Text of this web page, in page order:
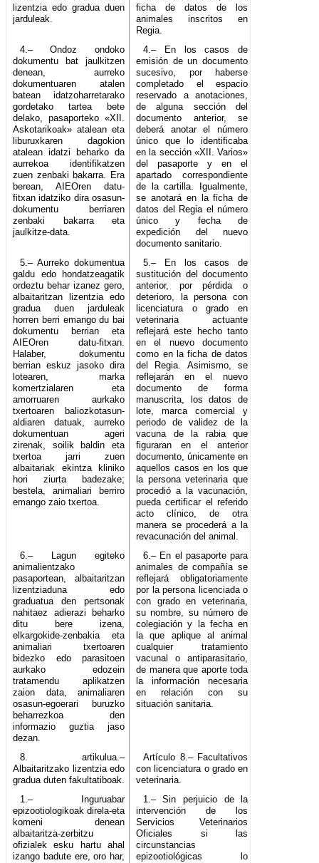
lizentzia edo gradua duen
jarduleak.
ficha de datos de los
animales inscritos en
Regia.
4.– Ondoz ondoko
dokumentu bat jaulkitzen
denean, aurreko
dokumentuaren atalen
batean idatzoharretarako
gordetako tartea bete
delako, pasaporteko «XII.
Askotarikoak» atalean eta
liburuxkaren dagokion
atalean idatzi beharko da
aurrekoa identifikatzen
zuen zenbaki bakarra. Era
berean, AIEOren datu-
fitxan idatziko dira osasun-
dokumentu berriaren
zenbaki bakarra eta
jaulkitze-data.
4.– En los casos de
emisión de un documento
sucesivo, por haberse
completado el espacio
reservado a anotaciones,
de alguna sección del
documento anterior, se
deberá anotar el número
único que lo identificaba
en la sección «XII. Varios»
del pasaporte y en el
apartado correspondiente
de la cartilla. Igualmente,
se anotará en la ficha de
datos del Regia el número
único y fecha de
expedición del nuevo
documento sanitario.
5.– Aurreko dokumentua
galdu edo hondatzeagatik
ordeztu behar izanez gero,
albaitaritzan lizentzia edo
gradua duen jarduleak
horren berri emango du bai
dokumentu berrian eta
AIEOren datu-fitxan.
Halaber, dokumentu
berrian eskuz jasoko dira
lotearen, marka
komertzialaren eta
amorruaren aurkako
txertoaren baliozkotasun-
aldiaren datuak, aurreko
dokumentuan ageri
zirenak, soilik baldin eta
txertoa jarri zuen
albaitariak ekintza kliniko
hori ziurta badezake;
bestela, animaliari berriro
emango zaio txertoa.
5.– En los casos de
sustitución del documento
anterior, por pérdida o
deterioro, la persona con
licenciatura o grado en
veterinaria actuante
reflejará este hecho tanto
en el nuevo documento
como en la ficha de datos
del Regia. Asimismo, se
reflejarán en el nuevo
documento de forma
manuscrita, los datos de
lote, marca comercial y
periodo de validez de la
vacuna de la rabia que
figuraran en el anterior
documento, únicamente en
aquellos casos en los que
la persona veterinaria que
procedió a la vacunación,
pueda certificar el referido
acto clínico, de otra
manera se procederá a la
revacunación del animal.
6.– Lagun egiteko
animalientzako
pasaportean, albaitaritzan
lizentziaduna edo
graduatua den pertsonak
nahitaez adierazi beharko
ditu bere izena,
elkargokide-zenbakia eta
animaliari txertoaren
bidezko edo parasitoen
aurkako edozein
tratamendu aplikatzen
zaion data, animaliaren
osasun-egoerari buruzko
beharrezkoa den
informazio guztia jaso
dezan.
6.– En el pasaporte para
animales de compañía se
reflejará obligatoriamente
por la persona licenciada o
con grado en veterinaria,
su nombre, su número de
colegiación y la fecha en
la que aplique al animal
cualquier tratamiento
vacunal o antiparasitario,
de manera que aporte toda
la información necesaria
en relación con su
situación sanitaria.
8. artikulua.–
Albaitaritzako lizentzia edo
gradua duten fakultatiboak.
Artículo 8.– Facultativos
con licenciatura o grado en
veterinaria.
1.– Inguruabar
epizootiologikoak direla-eta
komeni denean
albaitaritza-zerbitzu
ofizialek esku hartu ahal
izango badute ere, oro har,
1.– Sin perjuicio de la
intervención de los
Servicios Veterinarios
Oficiales si las
circunstancias
epizootiológicas lo